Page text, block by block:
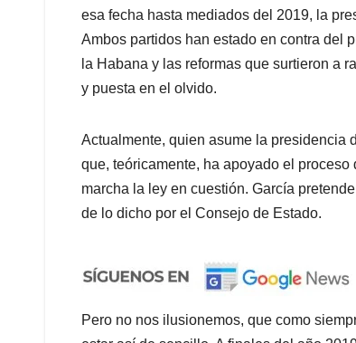
esa fecha hasta mediados del 2019, la
Ambos partidos han estado en contra del
la Habana y las reformas que surtieron a
y puesta en el olvido.
Actualmente, quien asume la presidencia
que, teóricamente, ha apoyado el
marcha la ley en cuestión. García
de lo dicho por el Consejo de Estado.
Pero no nos ilusionemos, que como